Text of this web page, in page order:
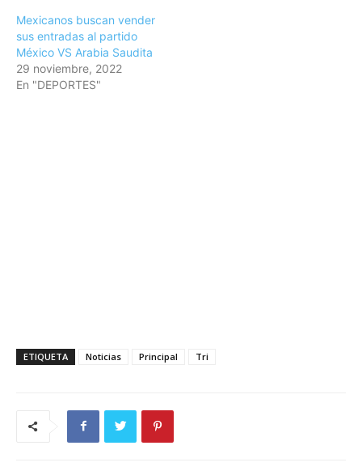
Mexicanos buscan vender
sus entradas al partido
México VS Arabia Saudita
29 noviembre, 2022
En "DEPORTES"
ETIQUETA Noticias Principal Tri